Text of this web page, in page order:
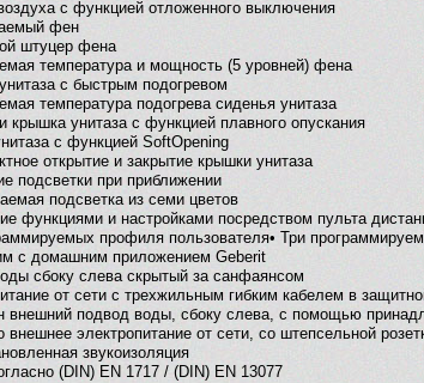
с функцией отложенного выключения
фен
штуцер фена
температура и мощность (5 уровней) фена
с быстрым подогревом
температура подогрева сиденья унитаза
крышка унитаза с функцией плавного опускания
с функцией SoftOpening
открытие и закрытие крышки унитаза
подсветки при приближении
подсветка из семи цветов
функциями и настройками посредством пульта
профиля пользователя• Три
с домашним приложением Geberit
сбоку слева скрытый за санфаянсом
от сети с трехжильным гибким кабелем в
внешний подвод воды, сбоку слева, с помощью
внешнее электропитание от сети, со штепсельной
звукоизоляция
(DIN) EN 1717 / (DIN) EN 13077